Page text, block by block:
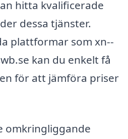
hitta kvalificerade
dessa tjänster.
plattformar som xn--
kan du enkelt få
för att jämföra priser
omkringliggande